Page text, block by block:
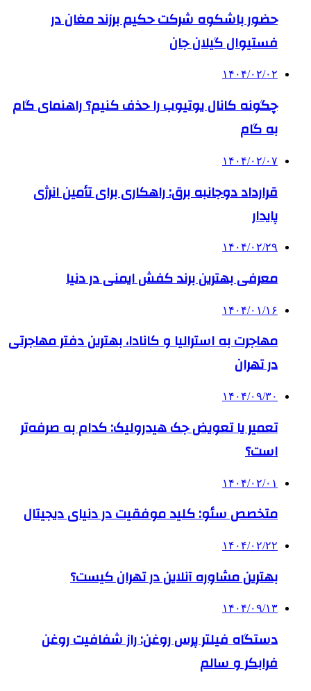
حضور باشکوه شرکت حکیم برزند مغان در
فستیوال گیلان جان
۱۴۰۴/۰۲/۰۲
چگونه کانال یوتیوب را حذف کنیم؟ راهنمای گام
‌به‌ گام
۱۴۰۴/۰۲/۰۷
قرارداد دوجانبه برق: راهکاری برای تأمین انرژی
پایدار
۱۴۰۴/۰۲/۲۹
معرفی بهترین برند کفش ایمنی در دنیا
۱۴۰۴/۰۱/۱۶
مهاجرت به استرالیا و کانادا، بهترین دفتر مهاجرتی
در تهران
۱۴۰۴/۰۹/۳۰
تعمیر یا تعویض جک هیدرولیک: کدام به صرفه‌تر
است؟
۱۴۰۴/۰۲/۰۱
متخصص سئو: کلید موفقیت در دنیای دیجیتال
۱۴۰۴/۰۲/۲۲
بهترین مشاوره آنلاین در تهران کیست؟
۱۴۰۴/۰۹/۱۳
دستگاه فیلتر پرس روغن: راز شفافیت روغن
فرابکر و سالم